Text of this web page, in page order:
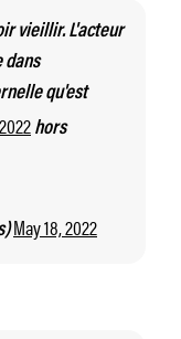
vieillir. L'acteur
dans
qu'est
hors
May 18, 2022